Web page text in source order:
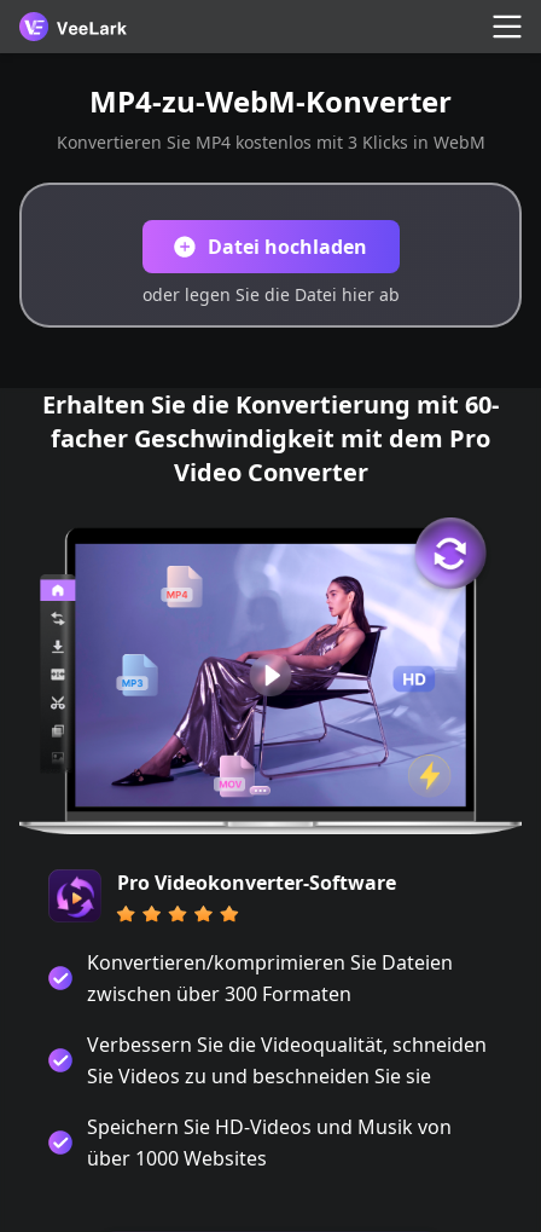
MP4-zu-WebM-Konverter
Konvertieren Sie MP4 kostenlos mit 3 Klicks in WebM
Datei hochladen
oder legen Sie die Datei hier ab
Erhalten Sie die Konvertierung mit 60-
facher Geschwindigkeit mit dem Pro
Video Converter
Pro Videokonverter-Software
Konvertieren/komprimieren Sie Dateien
zwischen über 300 Formaten
Verbessern Sie die Videoqualität, schneiden
Sie Videos zu und beschneiden Sie sie
Speichern Sie HD-Videos und Musik von
über 1000 Websites